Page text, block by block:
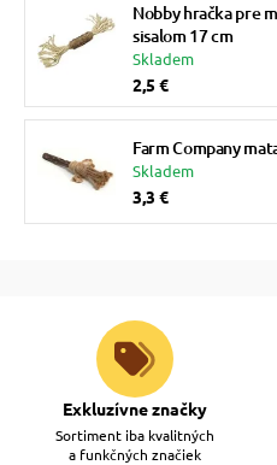
Nobby hračka pre
sisalom 17 cm
Skladem
2,5 €
Farm Company
Skladem
3,3 €
Exkluzívne značky
Sortiment iba kvalitných
a funkčných značiek